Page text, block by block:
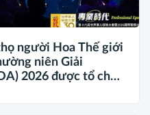
người Hoa Thế giới
niên Giải
2026 được tổ chức